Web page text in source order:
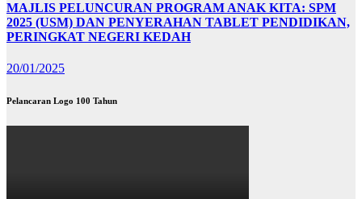
MAJLIS PELUNCURAN PROGRAM ANAK KITA: SPM
2025 (USM) DAN PENYERAHAN TABLET PENDIDIKAN,
PERINGKAT NEGERI KEDAH
20/01/2025
Pelancaran Logo 100 Tahun